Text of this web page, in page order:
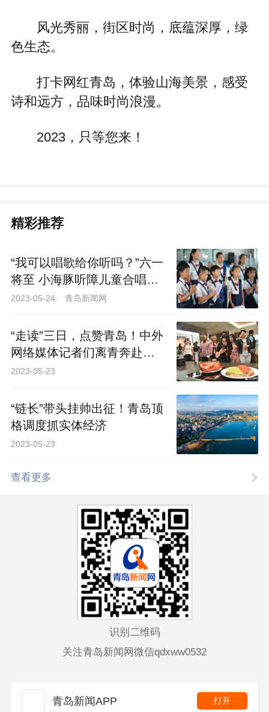
风光秀丽，街区时尚，底蕴深厚，绿
色生态。
打卡网红青岛，体验山海美景，感受
诗和远方，品味时尚浪漫。
2023，只等您来！
精彩推荐
“我可以唱歌给你听吗？”六一
将至 小海豚听障儿童合唱团
有个心愿等待实现
2023-05-24 青岛新闻网
“走读”三日，点赞青岛！中外
网络媒体记者们离青奔赴下
一站
2023-05-23
“链长”带头挂帅出征！青岛顶
格调度抓实体经济
2023-05-23
查看更多
识别二维码
关注青岛新闻网微信qdxww0532
青岛新闻APP 打开